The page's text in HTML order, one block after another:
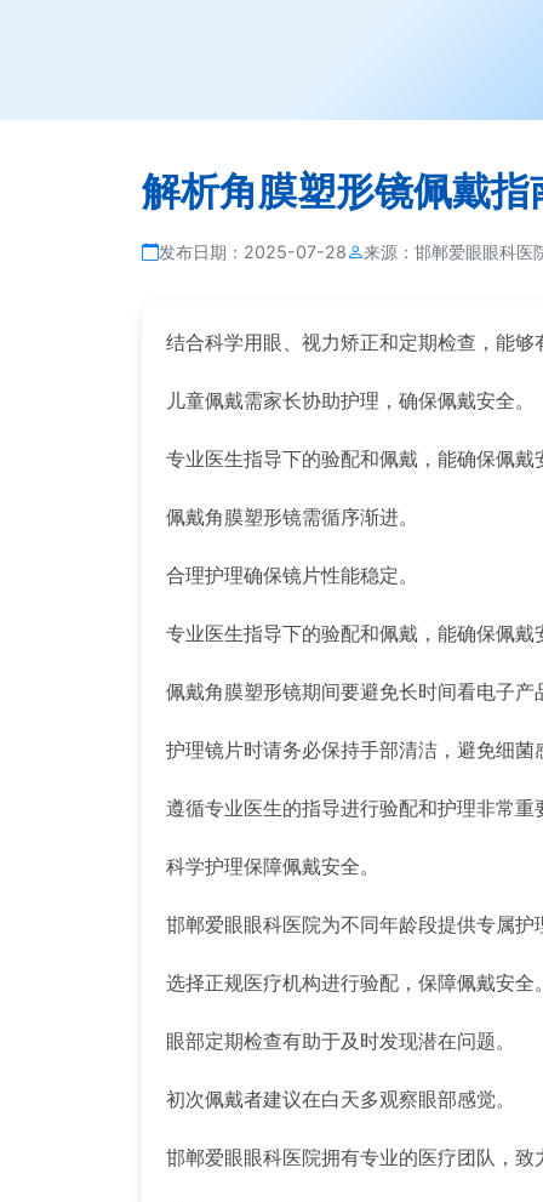
解析角膜塑形镜佩戴指
发布日期： 2025-07-28 来源： 邯郸爱眼眼科医
结合科学用眼、视力矫正和定期检查，能
儿童佩戴需家长协助护理，确保佩戴安全。
专业医生指导下的验配和佩戴，能确保佩戴
佩戴角膜塑形镜需循序渐进。
合理护理确保镜片性能稳定。
专业医生指导下的验配和佩戴，能确保佩戴
佩戴角膜塑形镜期间要避免长时间看电子产
护理镜片时请务必保持手部清洁，避免细菌
遵循专业医生的指导进行验配和护理非常重
科学护理保障佩戴安全。
邯郸爱眼眼科医院为不同年龄段提供专属护
选择正规医疗机构进行验配，保障佩戴安全。
眼部定期检查有助于及时发现潜在问题。
初次佩戴者建议在白天多观察眼部感觉。
邯郸爱眼眼科医院拥有专业的医疗团队，致